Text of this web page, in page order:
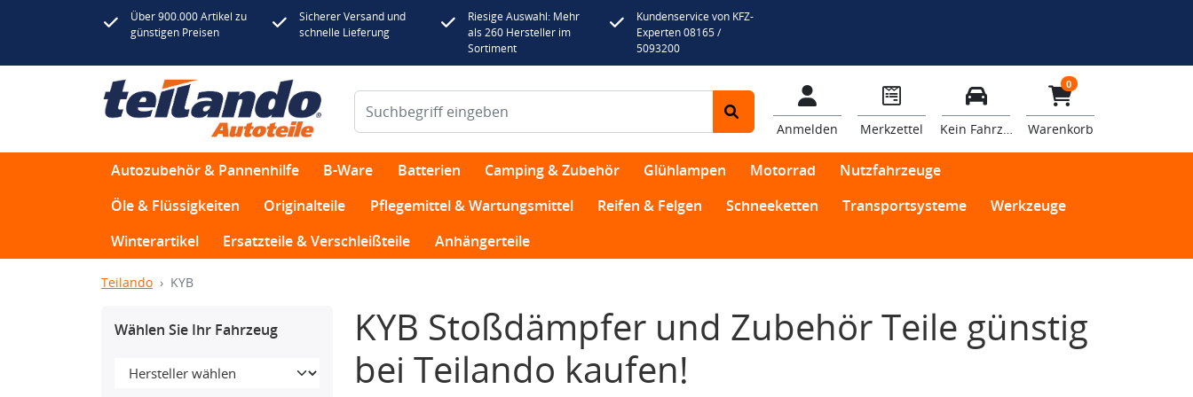
Über 900.000 Artikel zu
günstigen Preisen
Sicherer Versand und
schnelle Lieferung
Riesige Auswahl: Mehr
als 260 Hersteller im
Sortiment
Kundenservice von KFZ-
Experten 08165 /
5093200
Anmelden Merkzettel Kein Fahrzeug
0
Warenkorb
Autozubehör & Pannenhilfe B-Ware Batterien Camping & Zubehör Glühlampen Motorrad
Nutzfahrzeuge
Öle & Flüssigkeiten
Originalteile Pflegemittel & Wartungsmittel Reifen & Felgen Schneeketten Transportsysteme
Werkzeuge
Winterartikel
Ersatzteile & Verschleißteile Anhängerteile
Teilando KYB
Wählen Sie Ihr Fahrzeug
KYB Stoßdämpfer und Zubehör Teile günstig
bei Teilando kaufen!